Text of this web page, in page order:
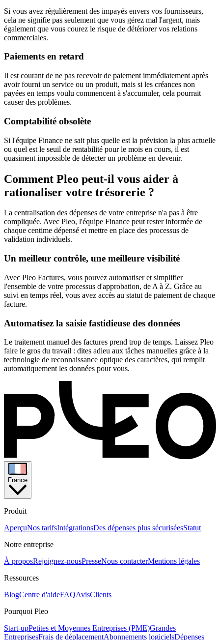
Si vous avez régulièrement des impayés envers vos fournisseurs,
cela ne signifie pas seulement que vous gérez mal l'argent, mais
également que vous courez le risque de détériorer vos relations
commerciales.
Paiements en retard
Il est courant de ne pas recevoir de paiement immédiatement après
avoir fourni un service ou un produit, mais si les créances non
payées en temps voulu commencent à s'accumuler, cela pourrait
causer des problèmes.
Comptabilité obsolète
Si l'équipe Finance ne sait plus quelle est la prévision la plus actuelle
ou quel est le seuil de rentabilité pour le mois en cours, il est
quasiment impossible de détecter un problème en devenir.
Comment Pleo peut-il vous aider à
rationaliser votre trésorerie ?
La centralisation des dépenses de votre entreprise n'a pas à être
compliquée. Avec Pleo, l'équipe Finance peut rester informée de
chaque centime dépensé et mettre en place des processus de
validation individuels.
Un meilleur contrôle, une meilleure visibilité
Avec Pleo Factures, vous pouvez automatiser et simplifier
l'ensemble de votre processus d'approbation, de A à Z. Grâce au
suivi en temps réel, vous avez accès au statut de paiement de chaque
facture.
Automatisez la saisie fastidieuse des données
Le traitement manuel des factures prend trop de temps. Laissez Pleo
faire le gros du travail : dites adieu aux tâches manuelles grâce à la
technologie de reconnaissance optique des caractères, qui remplit
automatiquement les données pour vous.
France
Produit
AperçuNos tarifsIntégrationsDes dépenses plus sécuriséesStatut
Notre entreprise
À proposRejoignez-nousPresseNous contacterMentions légales
Ressources
BlogCentre d'aideFAQAvisClients
Pourquoi Pleo
Start-upPetites et Moyennes Entreprises (PME)Grandes
EntreprisesFrais de déplacementAbonnements logicielsDépenses